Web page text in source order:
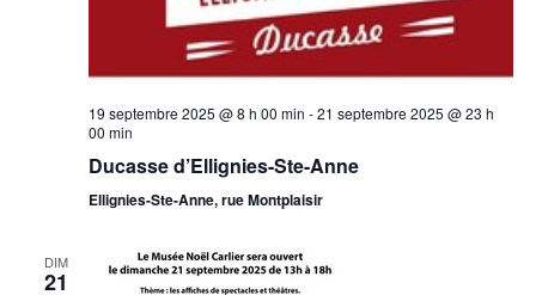
19 septembre 2025 @ 8 h 00 min -21 septembre 2025 @ 23 h
00 min
Ducasse d’Ellignies-Ste-Anne
Ellignies-Ste-Anne, rue Montplaisir
DIM
21